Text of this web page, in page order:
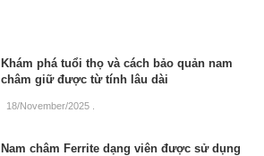
Khám phá tuổi thọ và cách bảo quản nam
châm giữ được từ tính lâu dài
18/November/2025
Nam châm Ferrite dạng viên được sử dụng